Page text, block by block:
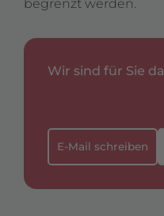
Wir sind für Sie da
E-Mail schreiben